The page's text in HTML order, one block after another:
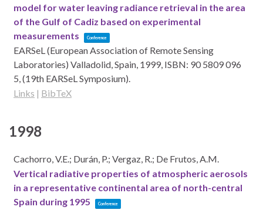
model for water leaving radiance retrieval in the area
of the Gulf of Cadiz based on experimental
measurements
Conference
EARSeL (European Association of Remote Sensing
Laboratories) Valladolid, Spain, 1999, ISBN: 90 5809 096
5, (19th EARSeL Symposium).
Links | BibTeX
1998
Cachorro, V.E.; Durán, P.; Vergaz, R.; De Frutos, A.M.
Vertical radiative properties of atmospheric aerosols
in a representative continental area of north-central
Spain during 1995
Conference